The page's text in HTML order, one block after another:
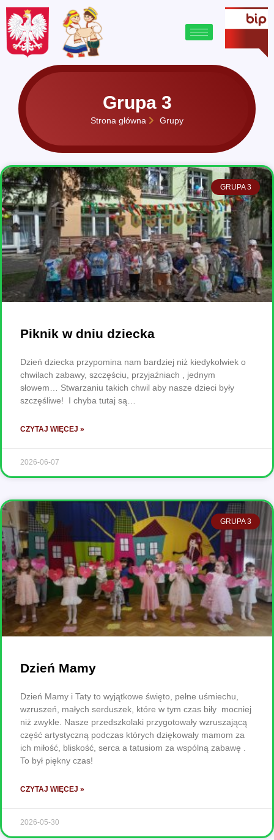
treści
Grupa 3
Strona główna Grupy
GRUPA 3
Piknik w dniu dziecka
Dzień dziecka przypomina nam bardziej niż kiedykolwiek o
chwilach zabawy, szczęściu, przyjaźniach , jednym
słowem… Stwarzaniu takich chwil aby nasze dzieci były
szczęśliwe! I chyba tutaj są…
CZYTAJ WIĘCEJ »
2026-06-07
GRUPA 3
Dzień Mamy
Dzień Mamy i Taty to wyjątkowe święto, pełne uśmiechu,
wzruszeń, małych serduszek, które w tym czas biły mocniej
niż zwykle. Nasze przedszkolaki przygotowały wzruszającą
część artystyczną podczas których dziękowały mamom za
ich miłość, bliskość, serca a tatusiom za wspólną zabawę .
To był piękny czas!
CZYTAJ WIĘCEJ »
2026-05-30